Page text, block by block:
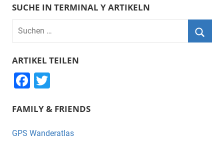
SUCHE IN TERMINAL Y ARTIKELN
Suchen
nach:
ARTIKEL TEILEN
F
c
e
tt
er
FAMILY & FRIENDS
GPS Wanderatlas